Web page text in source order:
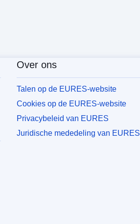
Over ons
Talen op de EURES-website
Cookies op de EURES-website
Privacybeleid van EURES
Juridische mededeling van EURES